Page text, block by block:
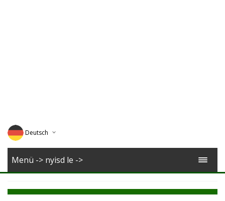
Deutsch
English
Menü -> nyisd le ->